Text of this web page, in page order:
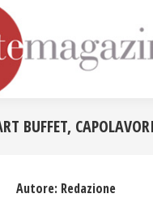
BUFFET,
Autore: Redazione